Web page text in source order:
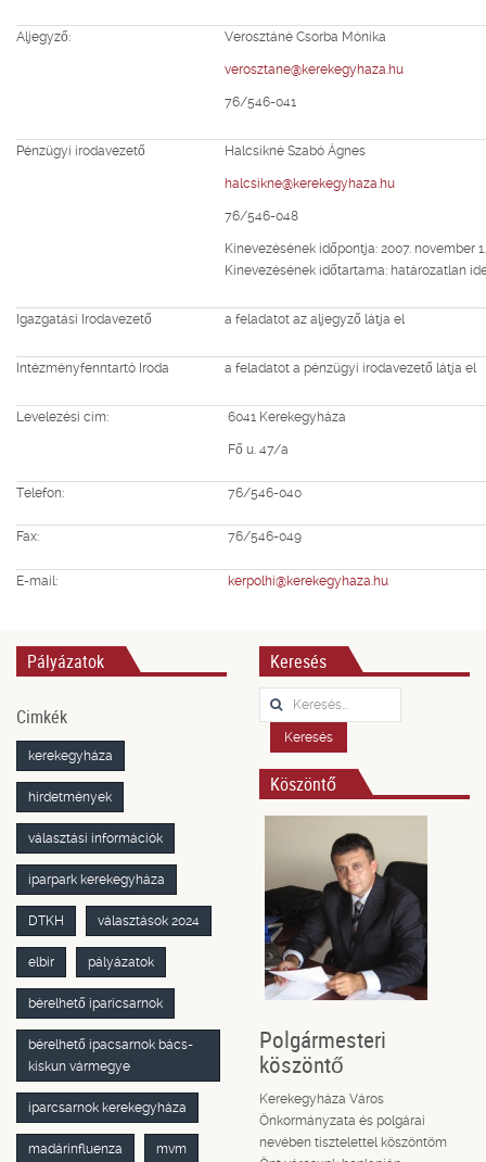
Aljegyző: Verosztáné Csorba Mónika
verosztane@kerekegyhaza.hu
76/546-041
Pénzügyi irodavezető Halcsikné Szabó Ágnes
halcsikne@kerekegyhaza.hu
76/546-048
Kinevezésének időpontja: 2007. november 1.
Kinevezésének időtartama: határozatlan
Igazgatási Irodavezető a feladatot az aljegyző látja el
Intézményfenntartó Iroda a feladatot a pénzügyi irodavezető látja el
Levelezési cím: 6041 Kerekegyháza
Fő u. 47/a
Telefon: 76/546-040
Fax: 76/546-049
E-mail: kerpolhi@kerekegyhaza.hu
Pályázatok
Cimkék
kerekegyháza
hirdetmények
választási információk
iparpark kerekegyháza
DTKH választások 2024
elbir pályázatok
bérelhető iparicsarnok
bérelhető ipacsarnok bács-
kiskun vármegye
iparcsarnok kerekegyháza
madárinfluenza mvm
Keresés
Keresés...
Keresés
Köszöntő
Polgármesteri
köszöntő
Kerekegyháza Város
Önkormányzata és polgárai
nevében tisztelettel köszöntöm